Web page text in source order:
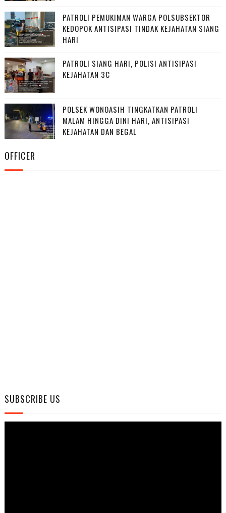
PATROLI PEMUKIMAN WARGA POLSUBSEKTOR
KEDOPOK ANTISIPASI TINDAK KEJAHATAN SIANG
HARI
PATROLI SIANG HARI, POLISI ANTISIPASI
KEJAHATAN 3C
POLSEK WONOASIH TINGKATKAN PATROLI
MALAM HINGGA DINI HARI, ANTISIPASI
KEJAHATAN DAN BEGAL
OFFICER
SUBSCRIBE US